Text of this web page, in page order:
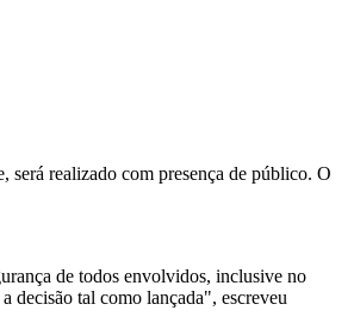
será realizado com presença de público. O
de todos envolvidos, inclusive no
decisão tal como lançada", escreveu